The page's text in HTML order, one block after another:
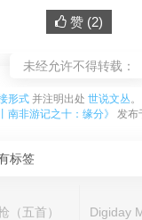
赞 (2)
未经允许不得转载：
形式 并注明出处 世说文丛。
南非游记之十：缘分》 发布
标签
（五首）
Digiday